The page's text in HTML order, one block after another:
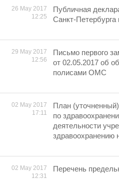
26 May 2017
12:25
Публичная
Санкт-Петербурга
29 May 2017
12:56
Письмо первого
от 02.05.2017 об
полисами ОМС
02 May 2017
17:11
План
по
деятельности
здравоохранению
02 May 2017
12:31
Перечень